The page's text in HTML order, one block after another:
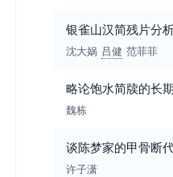
银雀山汉简残片分
沈大娲 吕健 范菲菲
略论饱水简牍的长
魏栋
谈陈梦家的甲骨断
许子潇